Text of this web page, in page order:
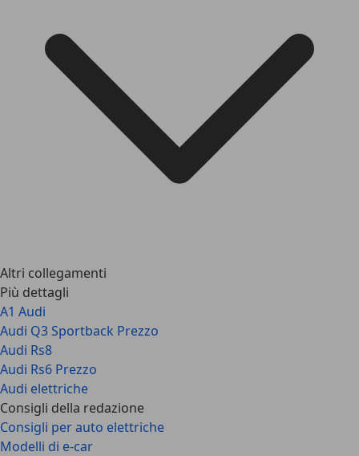
Altri collegamenti
Più dettagli
A1 Audi
Audi Q3 Sportback Prezzo
Audi Rs8
Audi Rs6 Prezzo
Audi elettriche
Consigli della redazione
Consigli per auto elettriche
Modelli di e-car